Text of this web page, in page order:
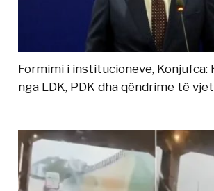
Formimi i institucioneve, Konjufca:
nga LDK, PDK dha qëndrime të